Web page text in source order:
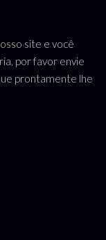
site e você
por favor envie
prontamente lhe